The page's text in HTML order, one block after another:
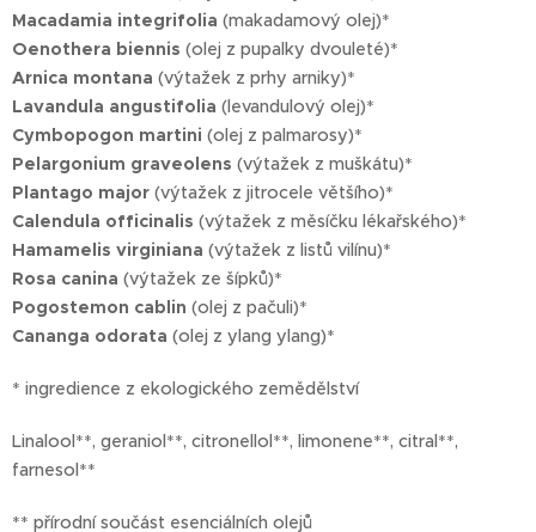
Macadamia integrifolia (makadamový olej)*
Oenothera biennis (olej z pupalky dvouleté)*
Arnica montana (výtažek z prhy arniky)*
Lavandula angustifolia (levandulový olej)*
Cymbopogon martini (olej z palmarosy)*
Pelargonium graveolens (výtažek z muškátu)*
Plantago major (výtažek z jitrocele většího)*
Calendula officinalis (výtažek z měsíčku lékařského)*
Hamamelis virginiana (výtažek z listů vilínu)*
Rosa canina (výtažek ze šípků)*
Pogostemon cablin (olej z pačuli)*
Cananga odorata (olej z ylang ylang)*
* ingredience z ekologického zemědělství
Linalool**, geraniol**, citronellol**, limonene**, citral**,
farnesol**
** přírodní součást esenciálních olejů